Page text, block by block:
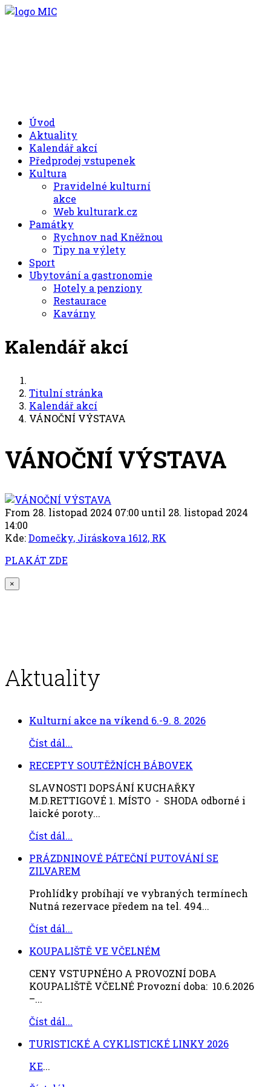
Úvod
Aktuality
Kalendář akcí
Předprodej vstupenek
Kultura
Pravidelné kulturní
akce
Web kulturark.cz
Památky
Rychnov nad Kněžnou
Tipy na výlety
Sport
Ubytování a gastronomie
Hotely a penziony
Restaurace
Kavárny
Kalendář akcí
Titulní stránka
Kalendář akcí
VÁNOČNÍ VÝSTAVA
VÁNOČNÍ VÝSTAVA
From 28. listopad 2024 07:00 until 28. listopad 2024
14:00
Kde:Domečky, Jiráskova 1612, RK
PLAKÁT ZDE
×
Aktuality
Kulturní akce na víkend 6.-9. 8. 2026
Číst dál...
RECEPTY SOUTĚŽNÍCH BÁBOVEK
SLAVNOSTI DOPSÁNÍ KUCHAŘKY
M.D.RETTIGOVÉ 1. MÍSTO - SHODA odborné i
laické poroty...
Číst dál...
PRÁZDNINOVÉ PÁTEČNÍ PUTOVÁNÍ SE
ZILVAREM
Prohlídky probíhají ve vybraných termínech
Nutná rezervace předem na tel. 494...
Číst dál...
KOUPALIŠTĚ VE VČELNÉM
CENY VSTUPNÉHO A PROVOZNÍ DOBA
KOUPALIŠTĚ VČELNÉ Provozní doba: 10.6.2026
–...
Číst dál...
TURISTICKÉ A CYKLISTICKÉ LINKY 2026
KE...